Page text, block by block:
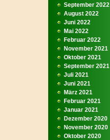
September 2022
August 2022
Juni 2022
Mai 2022
Februar 2022
November 2021
Oktober 2021
September 2021
Juli 2021
Juni 2021
März 2021
Februar 2021
Januar 2021
Dezember 2020
November 2020
Oktober 2020